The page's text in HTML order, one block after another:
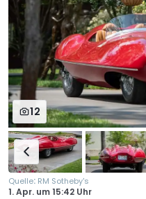
12
Quelle: RM Sotheby's
1. Apr. um15:42 Uhr